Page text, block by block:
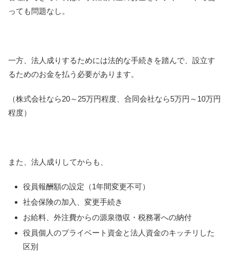
っても問題なし。
一方、法人成りするためには法的な手続きを踏んで、 設立す
るためのお金を払う必要があります。
（株式会社なら20～25万円程度、合同会社なら5万円～10万円
程度）
また、法人成りしてからも、
役員報酬額の設定（1年間変更不可）
社会保険の加入、変更手続き
お給料、外注費からの源泉徴収・税務署への納付
役員個人のプライベート資金と法人資金のキッチリした
区別